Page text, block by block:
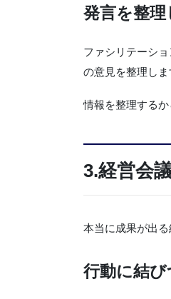
発言を整理
ファシリテーシ
の意見を整理し
情報を整理するか
3.経営会
本当に成果が出
行動に結